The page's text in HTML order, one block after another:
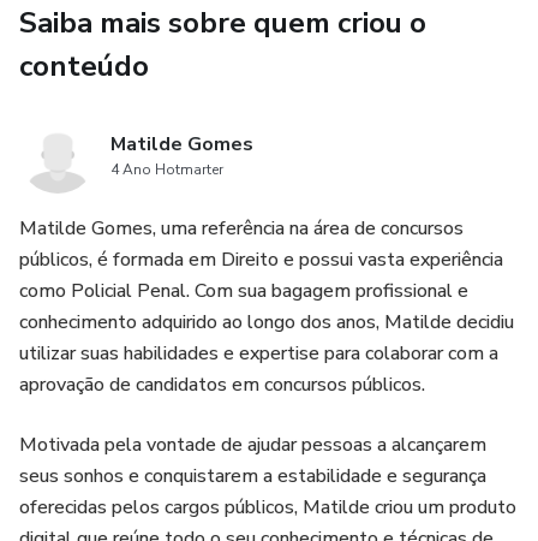
Ideal para quem:
• Trabalha e estuda
• Não consegue manter rotina
• Se sente perdido nos estudos
• Quer organizar a preparação para concursos da área
policial e segurança pública
O objetivo não é estudar perfeito.
Saiba mais sobre quem criou o
conteúdo
Matilde Gomes
4 Ano Hotmarter
Matilde Gomes, uma referência na área de concursos
públicos, é formada em Direito e possui vasta experiência
como Policial Penal. Com sua bagagem profissional e
conhecimento adquirido ao longo dos anos, Matilde decidiu
utilizar suas habilidades e expertise para colaborar com a
aprovação de candidatos em concursos públicos.
Motivada pela vontade de ajudar pessoas a alcançarem
seus sonhos e conquistarem a estabilidade e segurança
oferecidas pelos cargos públicos, Matilde criou um produto